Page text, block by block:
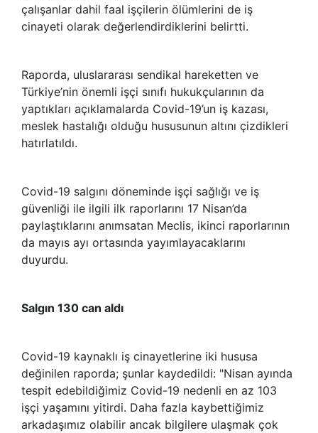
çalışanlar dahil faal işçilerin ölümlerini de iş
cinayeti olarak değerlendirdiklerini belirtti.
Raporda, uluslararası sendikal hareketten ve
Türkiye’nin önemli işçi sınıfı hukukçularının da
yaptıkları açıklamalarda Covid-19’un iş kazası,
meslek hastalığı olduğu hususunun altını çizdikleri
hatırlatıldı.
Covid-19 salgını döneminde işçi sağlığı ve iş
güvenliği ile ilgili ilk raporlarını 17 Nisan’da
paylaştıklarını anımsatan Meclis, ikinci raporlarının
da mayıs ayı ortasında yayımlayacaklarını
duyurdu.
Salgın 130 can aldı
Covid-19 kaynaklı iş cinayetlerine iki hususa
değinilen raporda; şunlar kaydedildi: "Nisan ayında
tespit edebildiğimiz Covid-19 nedenli en az 103
işçi yaşamını yitirdi. Daha fazla kaybettiğimiz
arkadaşımız olabilir ancak bilgilere ulaşmak çok